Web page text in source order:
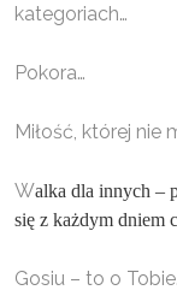
kategoriach…
Pokora…
Miłość, której nie
Walka dla innych –
się z każdym dniem
Gosiu – to o Tobie.